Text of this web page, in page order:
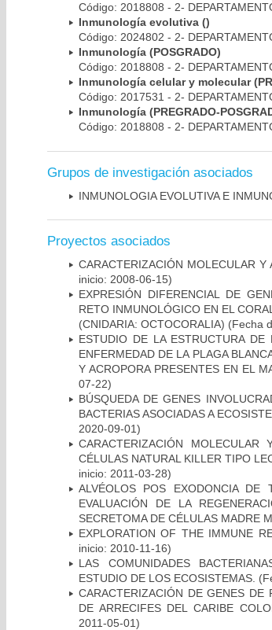
Código: 2018808 - 2-
Inmunología evolutiva ()
Código: 2024802 - 2-
Inmunología (POSGRADO)
Código: 2018808 - 2-
Inmunología celular y molecular
Código: 2017531 - 2-
Inmunología (PREGRADO-
Código: 2018808 - 2-
Grupos de investigación asociados
INMUNOLOGIA EVOLUTIVA E
Proyectos asociados
CARACTERIZACIÓN MOLECULAR
inicio: 2008-06-15)
EXPRESIÓN DIFERENCIAL DE
RETO INMUNOLÓGICO EN EL
(CNIDARIA: OCTOCORALIA) (Fecha
ESTUDIO DE LA ESTRUCTURA DE
ENFERMEDAD DE LA PLAGA
Y ACROPORA PRESENTES EN EL
07-22)
BÚSQUEDA DE GENES
BACTERIAS ASOCIADAS A
2020-09-01)
CARACTERIZACIÓN
CÉLULAS NATURAL KILLER TIPO
inicio: 2011-03-28)
ALVÉOLOS POS EXODONCIA DE
EVALUACIÓN DE LA
SECRETOMA DE CÉLULAS MADRE
EXPLORATION OF THE IMMUNE
inicio: 2010-11-16)
LAS COMUNIDADES
ESTUDIO DE LOS ECOSISTEMAS.
CARACTERIZACIÓN DE GENES DE
DE ARRECIFES DEL CARIBE
2011-05-01)